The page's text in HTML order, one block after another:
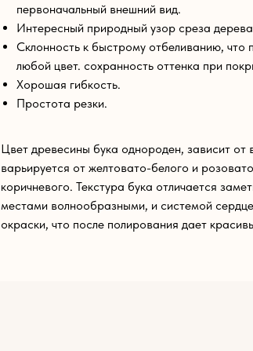
первоначальный внешний вид.
Интересный природный узор среза
Склонность к быстрому отбеливанию, что
любой цвет. сохранность оттенка при
Хорошая гибкость.
Простота резки.
Цвет древесины бука однороден, зависит от
варьируется от желтовато-белого и
коричневого. Текстура бука отличается
местами волнообразными, и системой
окраски, что после полирования дает